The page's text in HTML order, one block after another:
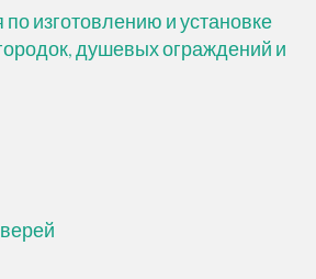
изготовлению и установке
душевых ограждений и